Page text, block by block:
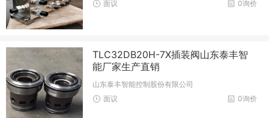
0询价
面议
TLC32DB20H-7X插装阀山东泰丰智
能厂家生产直销
山东泰丰智能控制股份有限公司
0询价
面议